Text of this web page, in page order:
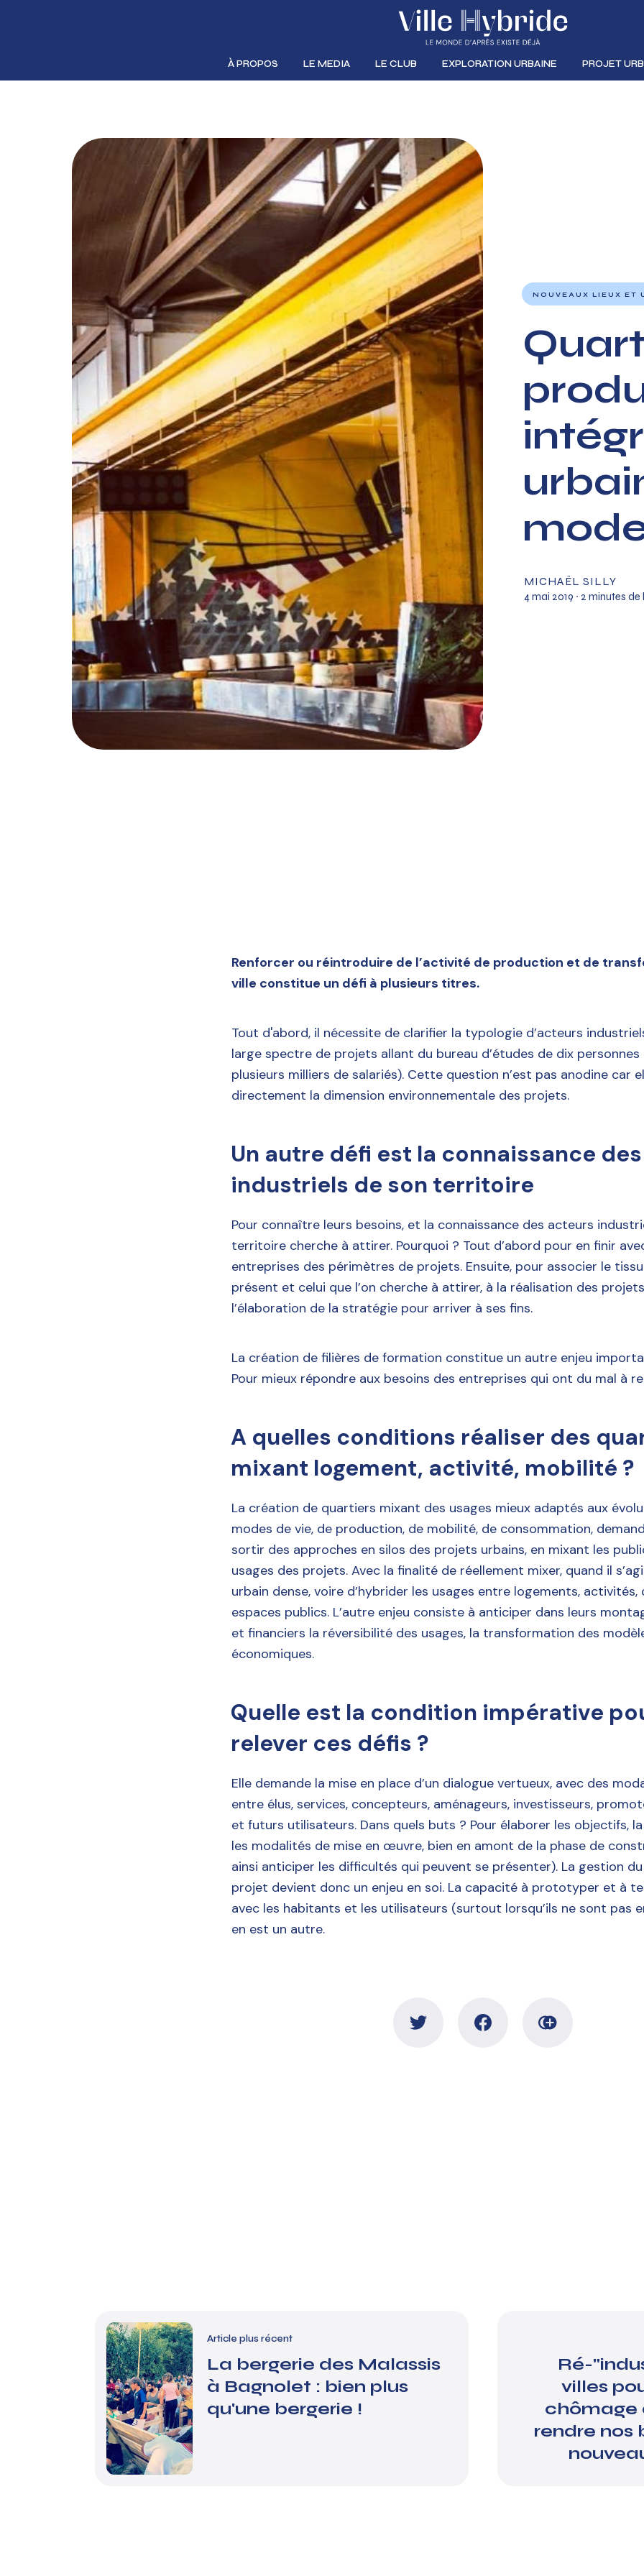
À PROPOS LE MEDIA LE CLUB EXPLORATION URBAINE PROJET
NOUVEAUX LIEUX ET
MICHAËL SILLY
4 mai 2019 ∙ 2 minutes
Renforcer ou réintroduire de l’activité de production et de
ville constitue un défi à plusieurs titres.
Tout d'abord, il nécessite de clarifier la typologie d’acteurs
large spectre de projets allant du bureau d’études de dix personnes
plusieurs milliers de salariés). Cette question n’est pas anodine car
directement la dimension environnementale des projets.
Un autre défi est la connaissance
industriels de son territoire
Pour connaître leurs besoins, et la connaissance des acteurs
territoire cherche à attirer. Pourquoi ? Tout d’abord pour en finir
entreprises des périmètres de projets. Ensuite, pour associer le
présent et celui que l’on cherche à attirer, à la réalisation des
l’élaboration de la stratégie pour arriver à ses fins.
La création de filières de formation constitue un autre enjeu
Pour mieux répondre aux besoins des entreprises qui ont du mal à
A quelles conditions réaliser des
mixant logement, activité, mobilité ?
La création de quartiers mixant des usages mieux adaptés aux
modes de vie, de production, de mobilité, de consommation,
sortir des approches en silos des projets urbains, en mixant les
usages des projets. Avec la finalité de réellement mixer, quand il
urbain dense, voire d’hybrider les usages entre logements, activités,
espaces publics. L’autre enjeu consiste à anticiper dans leurs
et financiers la réversibilité des usages, la transformation des
économiques.
Quelle est la condition impérative
relever ces défis ?
Elle demande la mise en place d’un dialogue vertueux, avec des
entre élus, services, concepteurs, aménageurs, investisseurs,
et futurs utilisateurs. Dans quels buts ? Pour élaborer les objectifs,
les modalités de mise en œuvre, bien en amont de la phase de
ainsi anticiper les difficultés qui peuvent se présenter). La gestion
projet devient donc un enjeu en soi. La capacité à prototyper et à
avec les habitants et les utilisateurs (surtout lorsqu’ils ne sont pas
en est un autre.
Article plus récent
La bergerie des Malassis
à Bagnolet : bien plus
qu'une bergerie !
Ré-
villes
chômage
rendre nos